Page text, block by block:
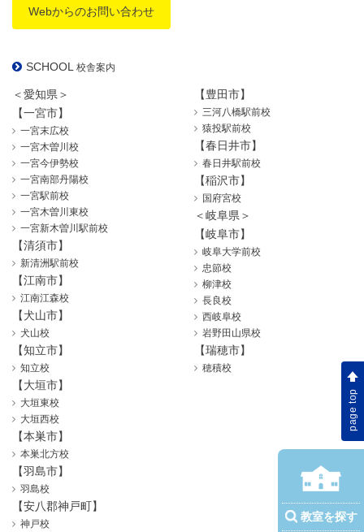
Webからのお問い合わせ
SCHOOL 校舎案内
＜愛知県＞
【一宮市】
一宮末広校
一宮木曽川校
一宮今伊勢校
一宮南部丹陽校
一宮駅前校
一宮木曽川東校
一宮新木曽川駅前校
【清須市】
新清洲駅前校
【江南市】
江南江森校
【犬山市】
犬山校
【知立市】
知立校
【豊田市】
三河八橋駅前校
猿投駅前校
【春日井市】
春日井駅前校
【稲沢市】
国府宮校
＜岐阜県＞
【岐阜市】
岐阜大学前校
忠節校
柳津校
長良校
西岐阜校
岩野田山県校
【瑞穂市】
穂積校
【大垣市】
大垣東校
大垣西校
【本巣市】
本巣北方校
【羽島市】
羽島校
【安八郡神戸町】
神戸校
page top
教室を探す